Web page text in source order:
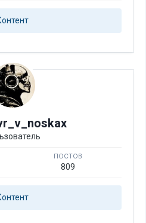
ПОСТОВ
809